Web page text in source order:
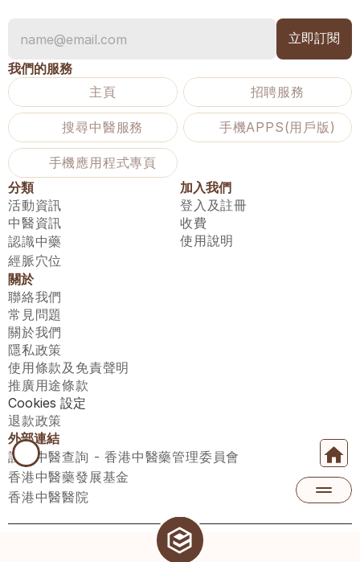
我們的服務
主頁
招聘服務
搜尋中醫服務 手機APPS(用戶版)
手機應用程式專頁
分類
活動資訊
中醫資訊
認識中藥
經脈穴位
加入我們
登入及註冊
收費
使用說明
關於
聯絡我們
常見問題
關於我們
隱私政策
使用條款及免責聲明
推廣用途條款
Cookies 設定
退款政策
外部連結
註冊中醫查詢 - 香港中醫藥管理委員會
香港中醫藥發展基金
香港中醫醫院
醫師匯有限公司 ECWAY LIMITED Copyright 2026© All rights